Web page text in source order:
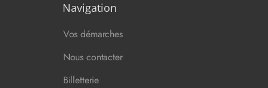
Navigation
Vos démarches
Nous contacter
Billetterie